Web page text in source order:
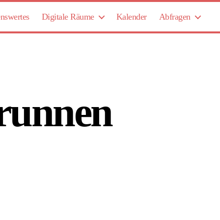
Digitale Räume Kalender Abfragen